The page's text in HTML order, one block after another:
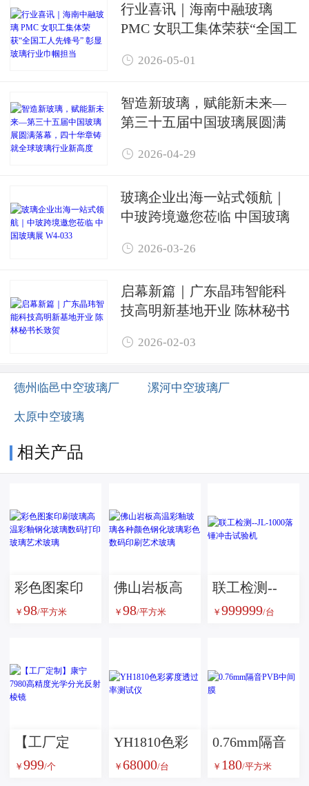
行业喜讯｜海南中融玻璃
PMC 女职工集体荣获“全国工
担当
 2026-05-01
智造新玻璃，赋能新未来—
第三十五届中国玻璃展圆满
璃行业新高度
 2026-04-29
玻璃企业出海一站式领航｜
中玻跨境邀您莅临 中国玻璃
 2026-03-26
启幕新篇｜广东晶玮智能科
技高明新基地开业 陈林秘书
 2026-02-03
德州临邑中空玻璃厂 漯河中空玻璃厂
太原中空玻璃
相关产品
彩色图案印
刷玻璃高温
玻璃艺术玻
￥ 98/平方米
佛山岩板高
温彩釉玻璃
数码印刷艺
￥ 98/平方米
联工检测--
JL-1000落锤
￥ 999999/台
【工厂定
制】康宁
￥ 999/个
YH1810色彩
雾度透过率
￥ 68000/台
0.76mm隔音
PVB中间膜
￥ 180/平方米